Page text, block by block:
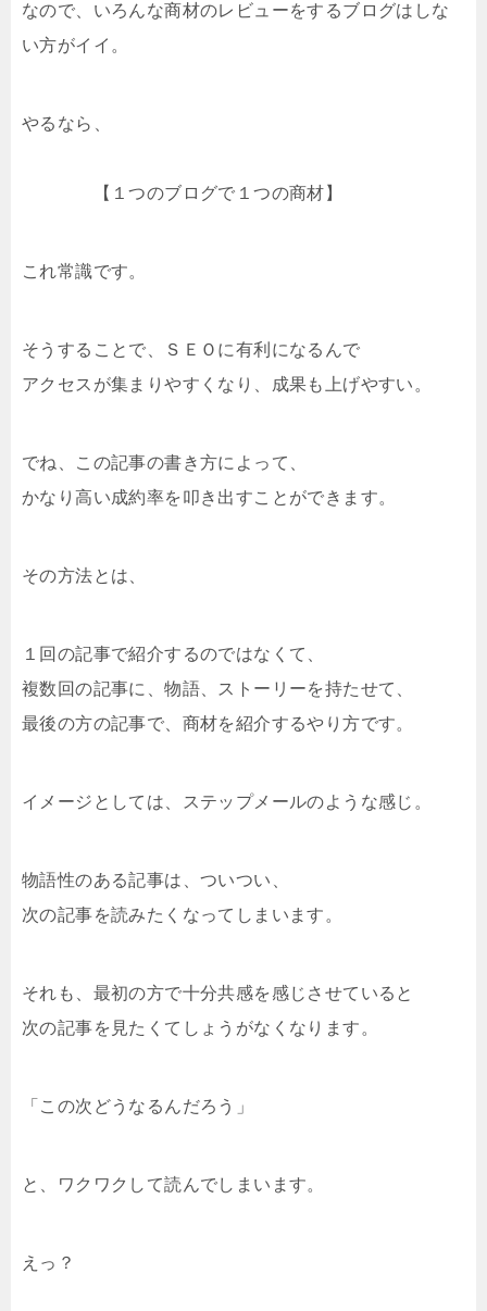
なので、いろんな商材のレビューをするブログはしな
い方がイイ。
やるなら、
【１つのブログで１つの商材】
これ常識です。
そうすることで、ＳＥＯに有利になるんで
アクセスが集まりやすくなり、成果も上げやすい。
でね、この記事の書き方によって、
かなり高い成約率を叩き出すことができます。
その方法とは、
１回の記事で紹介するのではなくて、
複数回の記事に、物語、ストーリーを持たせて、
最後の方の記事で、商材を紹介するやり方です。
イメージとしては、ステップメールのような感じ。
物語性のある記事は、ついつい、
次の記事を読みたくなってしまいます。
それも、最初の方で十分共感を感じさせていると
次の記事を見たくてしょうがなくなります。
「この次どうなるんだろう」
と、ワクワクして読んでしまいます。
えっ？